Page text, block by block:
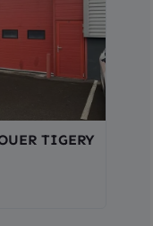
TIGERY